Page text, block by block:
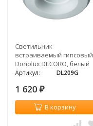
Светильник
встраиваемый гипсовый
Donolux DECORO, белый
Артикул: DL209G
1 620 ₽
В корзину